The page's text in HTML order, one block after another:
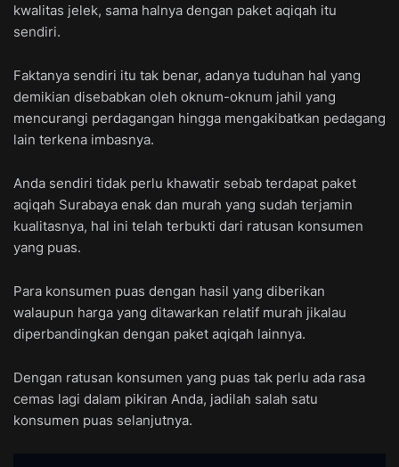
kwalitas jelek, sama halnya dengan paket aqiqah itu
sendiri.
Faktanya sendiri itu tak benar, adanya tuduhan hal yang
demikian disebabkan oleh oknum-oknum jahil yang
mencurangi perdagangan hingga mengakibatkan pedagang
lain terkena imbasnya.
Anda sendiri tidak perlu khawatir sebab terdapat paket
aqiqah Surabaya enak dan murah yang sudah terjamin
kualitasnya, hal ini telah terbukti dari ratusan konsumen
yang puas.
Para konsumen puas dengan hasil yang diberikan
walaupun harga yang ditawarkan relatif murah jikalau
diperbandingkan dengan paket aqiqah lainnya.
Dengan ratusan konsumen yang puas tak perlu ada rasa
cemas lagi dalam pikiran Anda, jadilah salah satu
konsumen puas selanjutnya.